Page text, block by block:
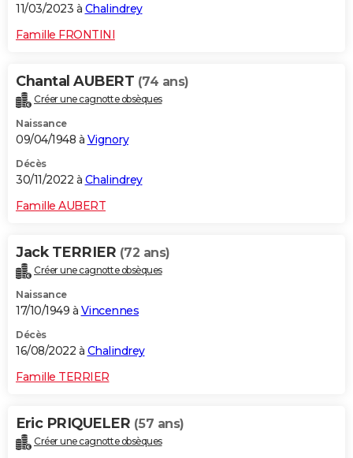
11/03/2023 à Chalindrey
Famille FRONTINI
Chantal AUBERT (74 ans)
Créer une cagnotte obsèques
Naissance
09/04/1948 à Vignory
Décès
30/11/2022 à Chalindrey
Famille AUBERT
Jack TERRIER (72 ans)
Créer une cagnotte obsèques
Naissance
17/10/1949 à Vincennes
Décès
16/08/2022 à Chalindrey
Famille TERRIER
Eric PRIQUELER (57 ans)
Créer une cagnotte obsèques